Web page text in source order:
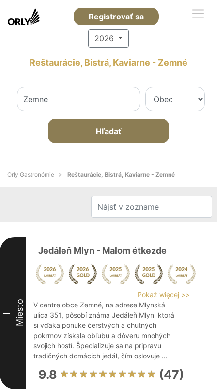
Registrovať sa
2026
Reštaurácie, Bistrá, Kaviarne - Zemné
Hľadať
Orly Gastronómie Reštaurácie, Bistrá, Kaviarne - Zemné
I Miesto
Jedáleň Mlyn - Malom étkezde
Pokaż więcej >>
V centre obce Zemné, na adrese Mlynská
ulica 351, pôsobí známa Jedáleň Mlyn, ktorá
si vďaka ponuke čerstvých a chutných
pokrmov získala obľubu a dôveru mnohých
svojich hostí. Špecializuje sa na pripravu
tradičných domácich jedál, čím oslovuje ...
9.8 (47)